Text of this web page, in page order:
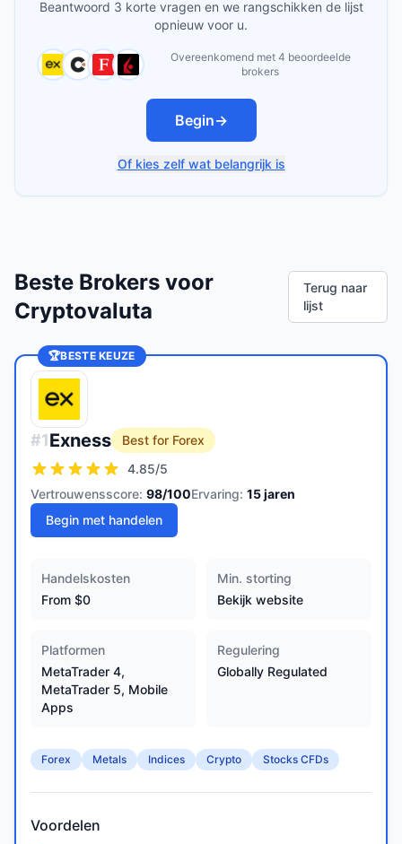
Beantwoord 3 korte vragen en we rangschikken de lijst
opnieuw voor u.
Overeenkomend met 4 beoordeelde
brokers
Begin→
Of kies zelf wat belangrijk is
Beste Brokers voor
Cryptovaluta
Terug naar
lijst
🏆BESTE KEUZE
#1Exness
Best for Forex
4.85/5
Vertrouwensscore: 98/100Ervaring: 15jaren
Begin met handelen
Handelskosten
From $0
Min. storting
Bekijk website
Platformen
MetaTrader 4,
MetaTrader 5, Mobile
Apps
Regulering
Globally Regulated
Forex Metals Indices Crypto Stocks CFDs
Voordelen